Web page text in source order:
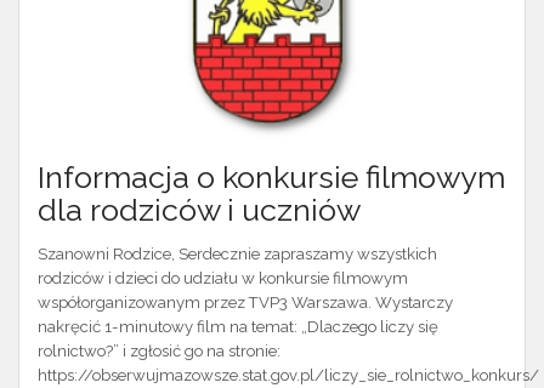
Informacja o konkursie filmowym
dla rodziców i uczniów
Szanowni Rodzice, Serdecznie zapraszamy wszystkich
rodziców i dzieci do udziału w konkursie filmowym
współorganizowanym przez TVP3 Warszawa. Wystarczy
nakręcić 1-minutowy film na temat: „Dlaczego liczy się
rolnictwo?” i zgłosić go na stronie:
https://obserwujmazowsze.stat.gov.pl/liczy_sie_rolnictwo_konkurs/